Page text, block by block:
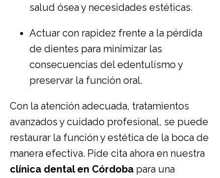
salud ósea y necesidades estéticas.
Actuar con rapidez frente a la pérdida
de dientes para minimizar las
consecuencias del edentulismo y
preservar la función oral.
Con la atención adecuada, tratamientos
avanzados y cuidado profesional, se puede
restaurar la función y estética de la boca de
manera efectiva. Pide cita ahora en nuestra
clínica dental en Córdoba para una